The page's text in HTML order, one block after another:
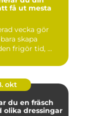
få ut mesta
vecka gör
skapa
frigör tid, ...
okt
du en fräsch
olika dressingar